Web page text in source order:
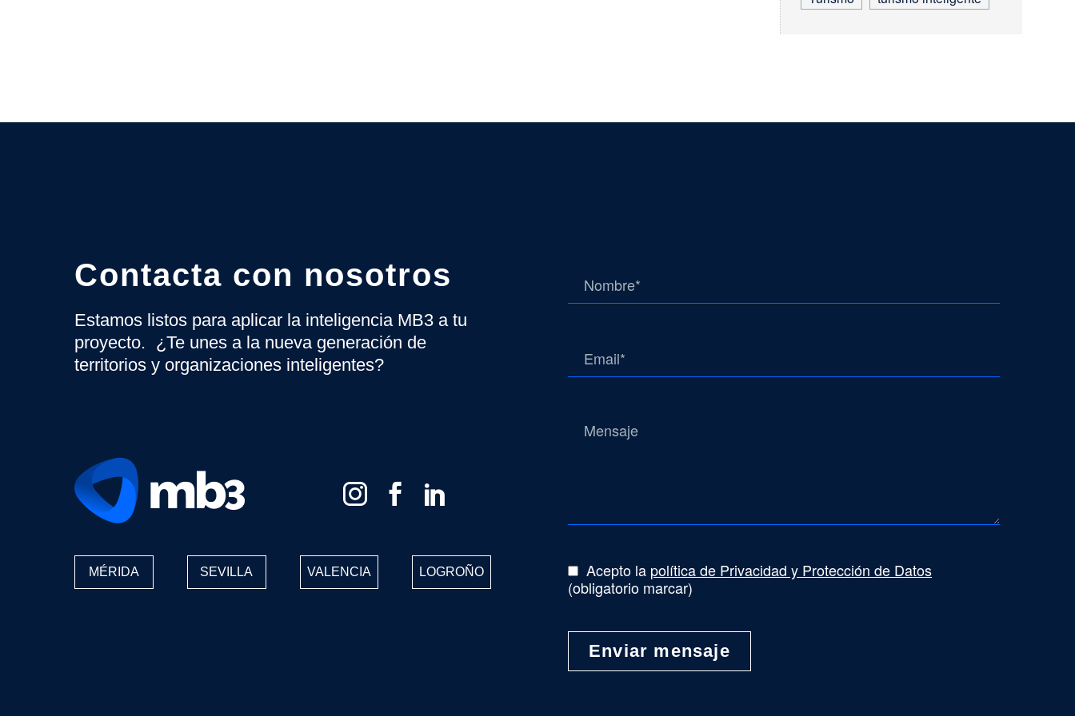
Contacta con nosotros
Estamos listos para aplicar la inteligencia MB3 a tu
proyecto. ¿Te unes a la nueva generación de
territorios y organizaciones inteligentes?
MÉRIDA SEVILLA VALENCIA LOGROÑO Acepto la política de Privacidad y Protección de Datos
(obligatorio marcar)